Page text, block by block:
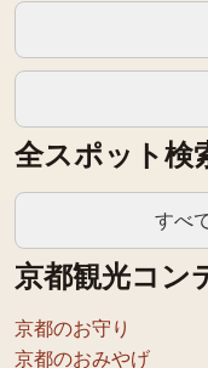
全スポット検
すべ
京都観光コン
京都のお守り
京都のおみやげ